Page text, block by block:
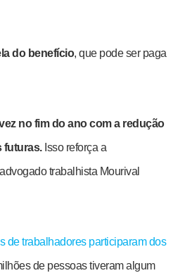
do benefício, que pode ser paga
no fim do ano com a redução
futuras. Isso reforça a
trabalhista Mourival
de trabalhadores participaram dos
de pessoas tiveram algum